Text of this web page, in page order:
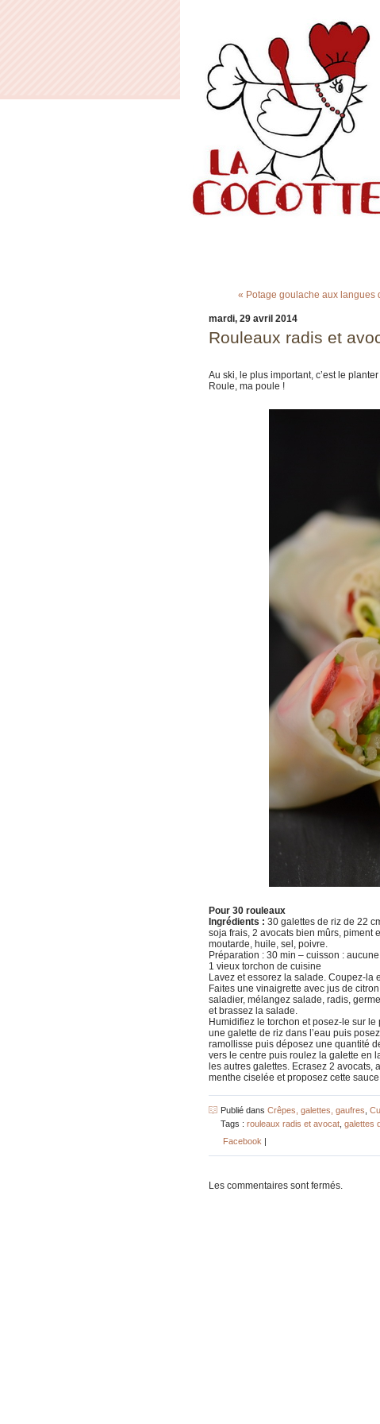
« Potage goulache aux langues
mardi, 29 avril 2014
Rouleaux radis et
Au ski, le plus important, c’est le
Roule, ma poule !
Pour 30 rouleaux
Ingrédients : 30 galettes de riz de 22
soja frais, 2 avocats bien mûrs, piment
moutarde, huile, sel, poivre.
Préparation : 30 min – cuisson :
1 vieux torchon de cuisine
Lavez et essorez la salade. Coupez-la
Faites une vinaigrette avec jus de
saladier, mélangez salade, radis,
et brassez la salade.
Humidifiez le torchon et posez-le sur
une galette de riz dans l’eau puis
ramollisse puis déposez une quantité
vers le centre puis roulez la galette en
les autres galettes. Ecrasez 2 avocats,
menthe ciselée et proposez cette
Publié dans Crêpes, galettes, gaufres
Tags : rouleaux radis et avocat galettes
Facebook |
Les commentaires sont fermés.